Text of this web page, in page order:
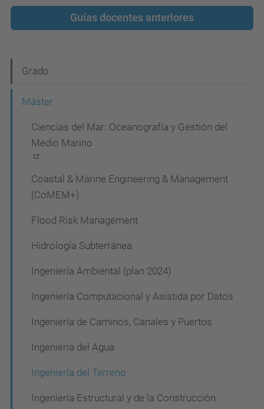
Guías docentes anteriores
a
Grado
Máster
Ciencias del Mar: Oceanografía y Gestión del
Medio Marino
Coastal & Marine Engineering & Management
(CoMEM+)
Flood Risk Management
Hidrología Subterránea
Ingeniería Ambiental (plan 2024)
Ingeniería Computacional y Asistida por Datos
Ingeniería de Caminos, Canales y Puertos
Ingeniería del Agua
Ingeniería del Terreno
Ingeniería Estructural y de la Construcción